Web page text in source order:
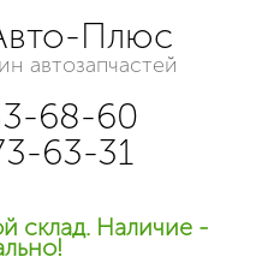
Плюс
автозапчастей
68-60
63-31
склад. Наличие -